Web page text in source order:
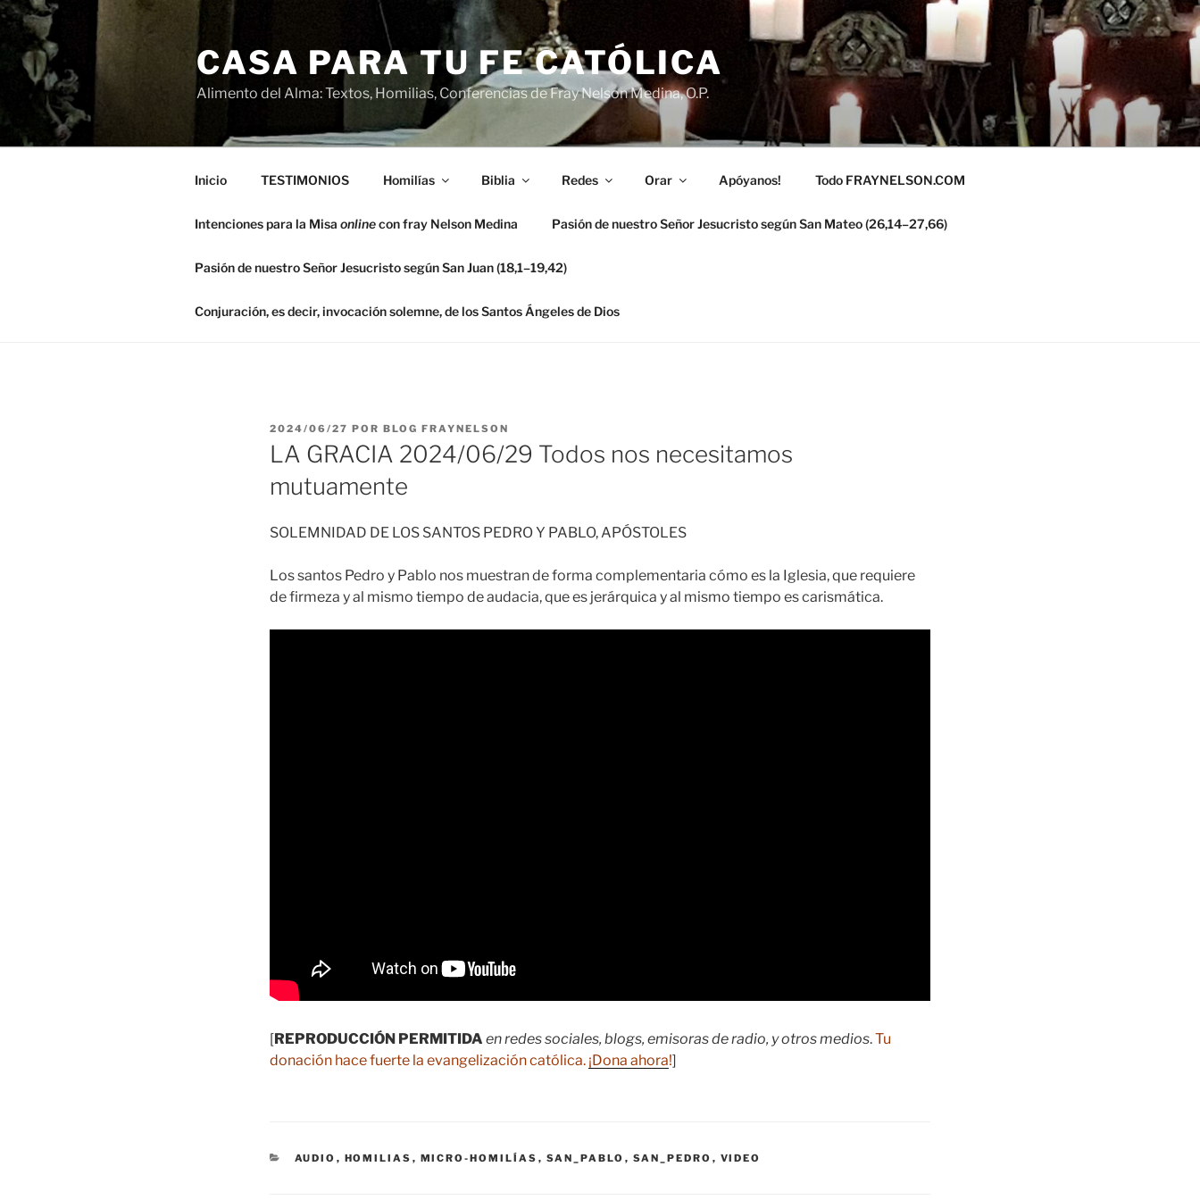
Saltar
contenido
CASA PARA TU FE CATÓLICA
Alimento del Alma: Textos, Homilias, Conferencias de Fray Nelson Medina, O.P.
Inicio TESTIMONIOS Homilías Biblia Redes Orar Apóyanos! Todo FRAYNELSON.COM
Intenciones para la Misa onlinecon fray Nelson Medina Pasión de nuestro Señor Jesucristo según San Mateo (26,14–27,66)
Pasión de nuestro Señor Jesucristo según San Juan (18,1–19,42)
Conjuración, es decir, invocación solemne, de los Santos Ángeles de Dios
PUBLICADO
EL
2024/06/27 POR BLOG FRAYNELSON
LA GRACIA 2024/06/29 Todos nos necesitamos
mutuamente
SOLEMNIDAD DE LOS SANTOS PEDRO Y PABLO, APÓSTOLES
Los santos Pedro y Pablo nos muestran de forma complementaria cómo es la Iglesia, que requiere
de firmeza y al mismo tiempo de audacia, que es jerárquica y al mismo tiempo es carismática.
[REPRODUCCIÓN PERMITIDA en redes sociales, blogs, emisoras de radio, y otros medios.Tu
donación hace fuerte la evangelización católica. ¡Dona ahora!]
CATEGORÍAS
AUDIO , HOMILIAS , MICRO-HOMILÍAS , SAN_PABLO , SAN_PEDRO , VIDEO